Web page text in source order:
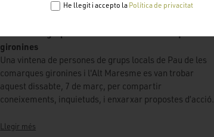
He llegit i accepto la Política de privacitat
gironines
Una vintena de persones de grups locals de Pau de les
comarques gironines i l'Alt Maresme es van trobar
aquest dissabte, 7 de març, per compartir
coneixements, inquietuds, i enxarxar propostes d’acció.
Llegir més